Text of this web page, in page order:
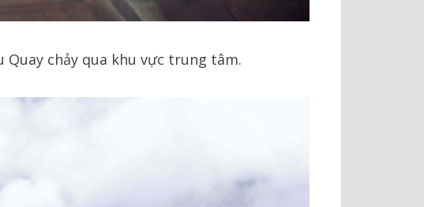
Quay chảy qua khu vực trung tâm.